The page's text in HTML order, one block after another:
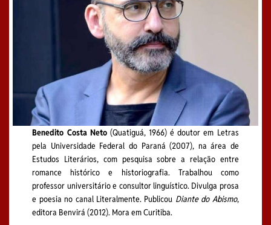
Benedito Costa Neto(Quatiguá, 1966) é doutor em Letras
pela Universidade Federal do Paraná (2007), na área de
Estudos Literários, com pesquisa sobre a relação entre
romance histórico e historiografia. Trabalhou como
professor universitário e consultor linguístico. Divulga prosa
e poesia no canal Literalmente. Publicou Diante do Abismo,
editora Benvirá (2012). Mora em Curitiba.